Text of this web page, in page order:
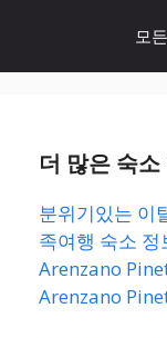
모
더 많은 숙
분위기있는 이
족여행 숙소
Arenzano
Arenzano